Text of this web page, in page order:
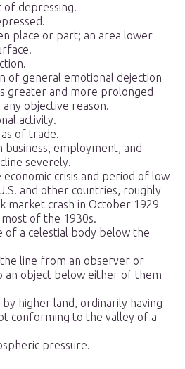
of depressing.
place or part; an area lower
of general emotional dejection
greater and more prolonged
objective reason.
activity.
of trade.
business, employment, and
severely.
economic crisis and period of low
and other countries, roughly
market crash in October 1929
of the 1930s.
of a celestial body below the
line from an observer or
an object below either of them
higher land, ordinarily having
conforming to the valley of a
pressure.